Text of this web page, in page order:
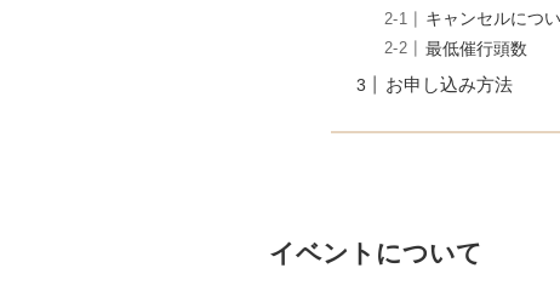
キャンセルにつ
最低催行頭数
お申し込み方法
イベントについて